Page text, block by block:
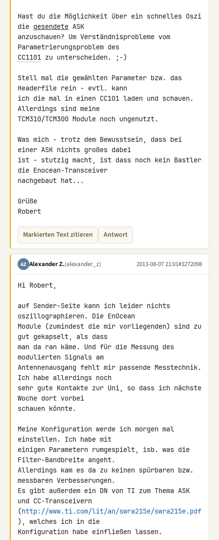
Hast du die Möglichkeit über ein schnelles Oszi
die gesendete ASK
anzuschauen? Um Verständnisprobleme vom
CC1101 zu unterscheiden. ;-)
Stell mal die gewählten Parameter bzw. das
Headerfile rein - evtl. kann
ich die mal in einen CC101 laden und schauen.
Allerdings sind meine
TCM310/TCM300 Module noch ungenutzt.
Was mich - trotz dem Bewusstsein, dass bei
einer ASK nichts großes dabei
ist - stutzig macht, ist dass noch kein Bastler
die Enocean-Transceiver
nachgebaut hat...
Grüße
Robert
Markierten Text zitieren Antwort
AZ Alexander Z.(alexander_z) 2013-08-07 21:01#3272098
Hi Robert,
auf Sender-Seite kann ich leider nichts
oszillographieren. Die EnOcean
Module (zumindest die mir vorliegenden) sind zu
gut gekapselt, als dass
man da ran käme. Und für die Messung des
modulierten Signals am
Antennenausgang fehlt mir passende Messtechnik.
Ich habe allerdings noch
sehr gute Kontakte zur Uni, so dass ich nächste
Woche dort vorbei
schauen könnte.
Meine Konfiguration werde ich morgen mal
einstellen. Ich habe mit
einigen Parametern rumgespielt, isb. was die
Filter-Bandbreite angeht.
Allerdings kam es da zu keinen spürbaren bzw.
messbaren Verbesserungen.
Es gibt außerdem ein DN von TI zum Thema ASK
und CC-Transceivern
(http://www.ti.com/lit/an/swra215e/swra215e.pdf
), welches ich in die
Konfiguration habe einfließen lassen.